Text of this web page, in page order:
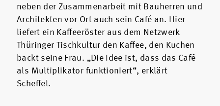
neben der Zusammenarbeit mit Bauherren und
Architekten vor Ort auch sein Café an. Hier
liefert ein Kaffeeröster aus dem Netzwerk
Thüringer Tischkultur den Kaffee, den Kuchen
backt seine Frau. „Die Idee ist, dass das Café
als Multiplikator funktioniert“, erklärt
Scheffel.